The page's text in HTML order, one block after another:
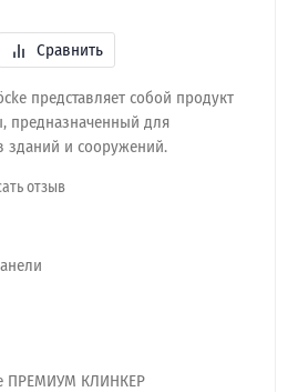
Сравнить
представляет собой продукт
предназначенный для
зданий и сооружений.
отзыв
ПРЕМИУМ КЛИНКЕР